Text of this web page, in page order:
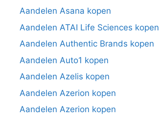
Aandelen Asana kopen
Aandelen ATAI Life Sciences kopen
Aandelen Authentic Brands kopen
Aandelen Auto1 kopen
Aandelen Azelis kopen
Aandelen Azerion kopen
Aandelen Azerion kopen